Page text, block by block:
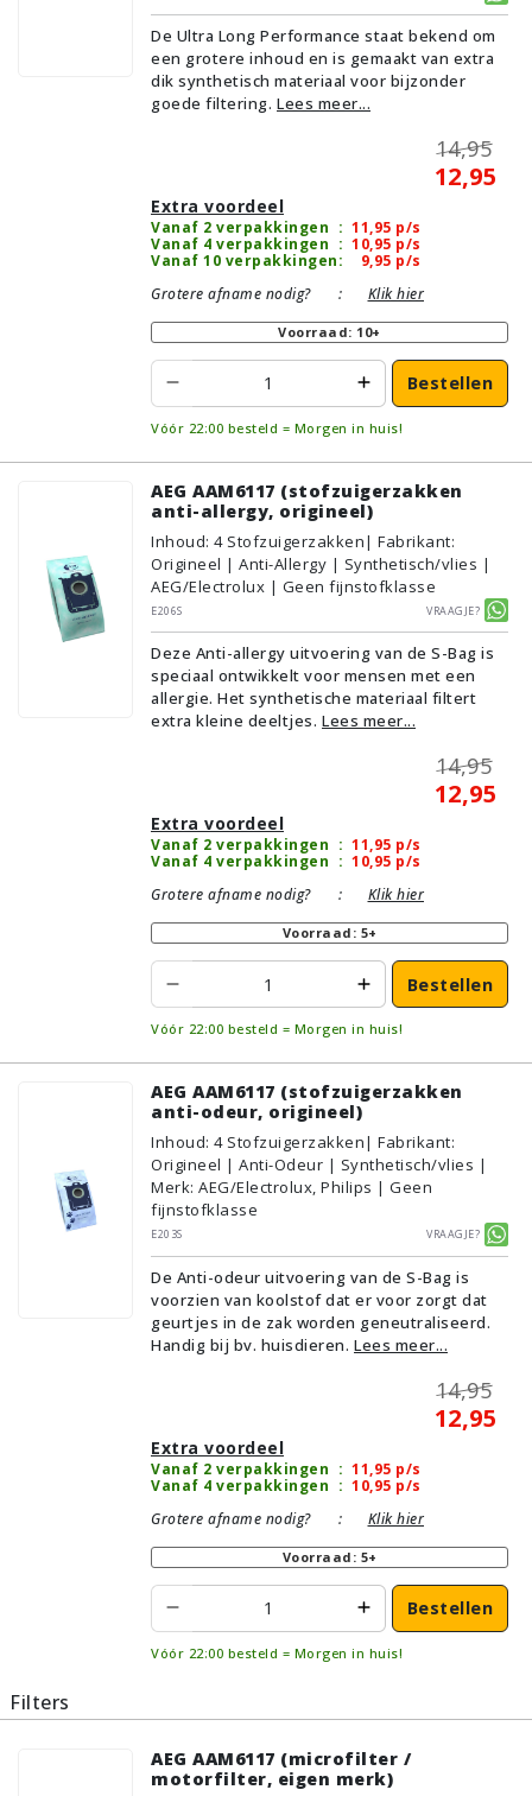
De Ultra Long Performance staat bekend om
een grotere inhoud en is gemaakt van extra
dik synthetisch materiaal voor bijzonder
goede filtering. Lees meer...
14,95
12,95
Extra voordeel
Vanaf 2 verpakkingen : 11,95 p/s
Vanaf 4 verpakkingen : 10,95 p/s
Vanaf 10 verpakkingen: 9,95 p/s
Grotere afname nodig?
: Klik hier
Voorraad: 10+
Bestellen
Vóór 22:00 besteld = Morgen in huis!
AEG AAM6117 (stofzuigerzakken
anti-allergy, origineel)
Inhoud: 4 Stofzuigerzakken| Fabrikant:
Origineel | Anti-Allergy | Synthetisch/vlies |
AEG/Electrolux | Geen fijnstofklasse
E206S
Vraagje?
Deze Anti-allergy uitvoering van de S-Bag is
speciaal ontwikkelt voor mensen met een
allergie. Het synthetische materiaal filtert
extra kleine deeltjes. Lees meer...
14,95
12,95
Extra voordeel
Vanaf 2 verpakkingen : 11,95 p/s
Vanaf 4 verpakkingen : 10,95 p/s
Grotere afname nodig?
: Klik hier
Voorraad: 5+
Bestellen
Vóór 22:00 besteld = Morgen in huis!
AEG AAM6117 (stofzuigerzakken
anti-odeur, origineel)
Inhoud: 4 Stofzuigerzakken| Fabrikant:
Origineel | Anti-Odeur | Synthetisch/vlies |
Merk: AEG/Electrolux, Philips | Geen
fijnstofklasse
E203S
Vraagje?
De Anti-odeur uitvoering van de S-Bag is
voorzien van koolstof dat er voor zorgt dat
geurtjes in de zak worden geneutraliseerd.
Handig bij bv. huisdieren. Lees meer...
14,95
12,95
Extra voordeel
Vanaf 2 verpakkingen : 11,95 p/s
Vanaf 4 verpakkingen : 10,95 p/s
Grotere afname nodig?
: Klik hier
Voorraad: 5+
Bestellen
Vóór 22:00 besteld = Morgen in huis!
Filters
AEG AAM6117 (microfilter /
motorfilter, eigen merk)